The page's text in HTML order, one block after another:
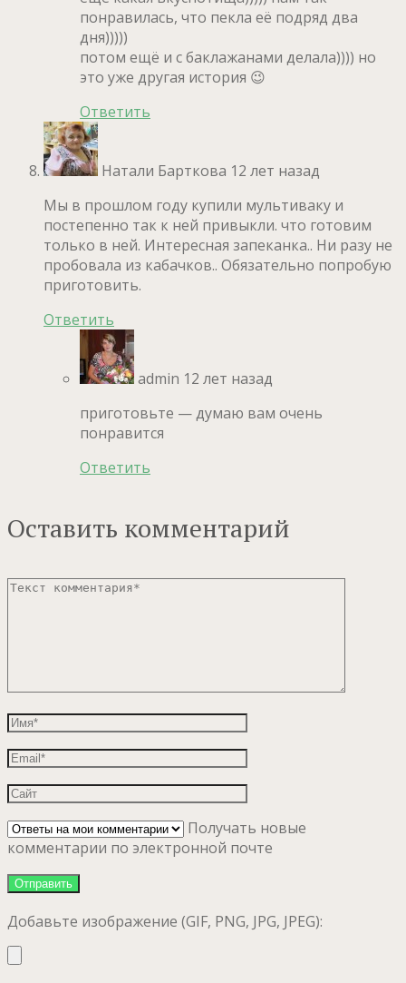
понравилась, что пекла её подряд два
дня)))))
потом ещё и с баклажанами делала)))) но
это уже другая история 😉
Ответить
Натали Барткова 12 лет назад
Мы в прошлом году купили мультиваку и
постепенно так к ней привыкли. что готовим
только в ней. Интересная запеканка.. Ни разу не
пробовала из кабачков.. Обязательно попробую
приготовить.
Ответить
admin 12 лет назад
приготовьте — думаю вам очень
понравится
Ответить
Оставить комментарий
Получать новые
комментарии по электронной почте
Добавьте изображение (GIF, PNG, JPG, JPEG):